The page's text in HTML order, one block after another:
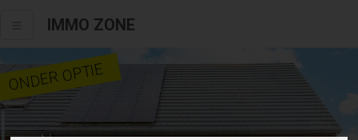
IMMO ZONE
ONDER OPTIE